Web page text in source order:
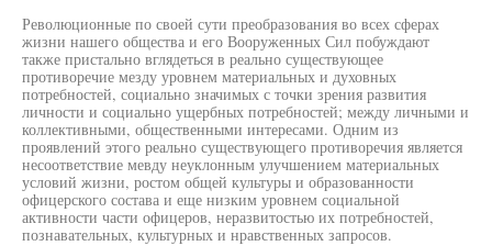
Революционные по своей сути преобразования во всех сферах
жизни нашего общества и его Вооруженных Сил побуждают
также пристально вглядеться в реально существующее
противоречие мезду уровнем материальных и духовных
потребностей, социально значимых с точки зрения развития
личности и социально ущербных потребностей; между личными и
коллективными, общественными интересами. Одним из
проявлений этого реально существующего противоречия является
несоответствие мевду неуклонным улучшением материальных
условий жизни, ростом общей культуры и образованности
офицерского состава и еще низким уровнем социальной
активности части офицеров, неразвитостью их потребностей,
познавательных, культурных и нравственных запросов.